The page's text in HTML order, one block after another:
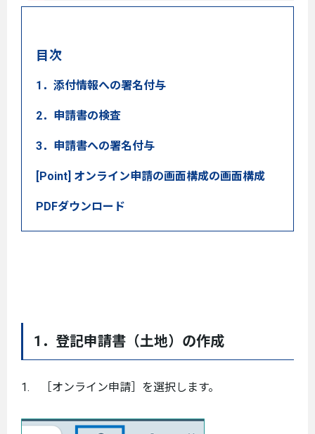
目次
1．添付情報への署名付与
2．申請書の検査
3．申請書への署名付与
[Point] オンライン申請の画面構成の画面構成
PDFダウンロード
1．登記申請書（土地）の作成
1. ［オンライン申請］を選択します。